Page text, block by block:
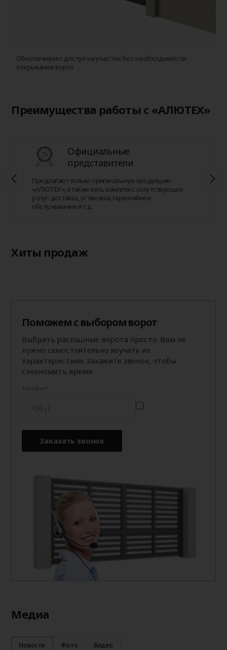
Обеспечивает доступ на участок без необходимости
открывания ворот
Преимущества работы с «АЛЮТЕХ»
Официальные
представители
Предлагают только оригинальную продукцию
«АЛЮТЕХ», а также весь комплекс сопутствующих
услуг: доставка, установка, гарантийное
обслуживание и т.д.
Хиты продаж
Поможем с выбором ворот
Выбрать распашные ворота просто. Вам не
нужно самостоятельно изучать их
характеристики. Закажите звонок, чтобы
сэкономить время.
Заказать звонок
Медиа
Новости Фото Видео